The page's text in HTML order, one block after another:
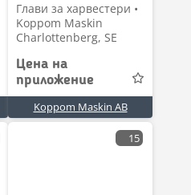
Глави за харвестери •
Koppom Maskin
Charlottenberg, SE
Цена на
приложение
Koppom Maskin AB
15